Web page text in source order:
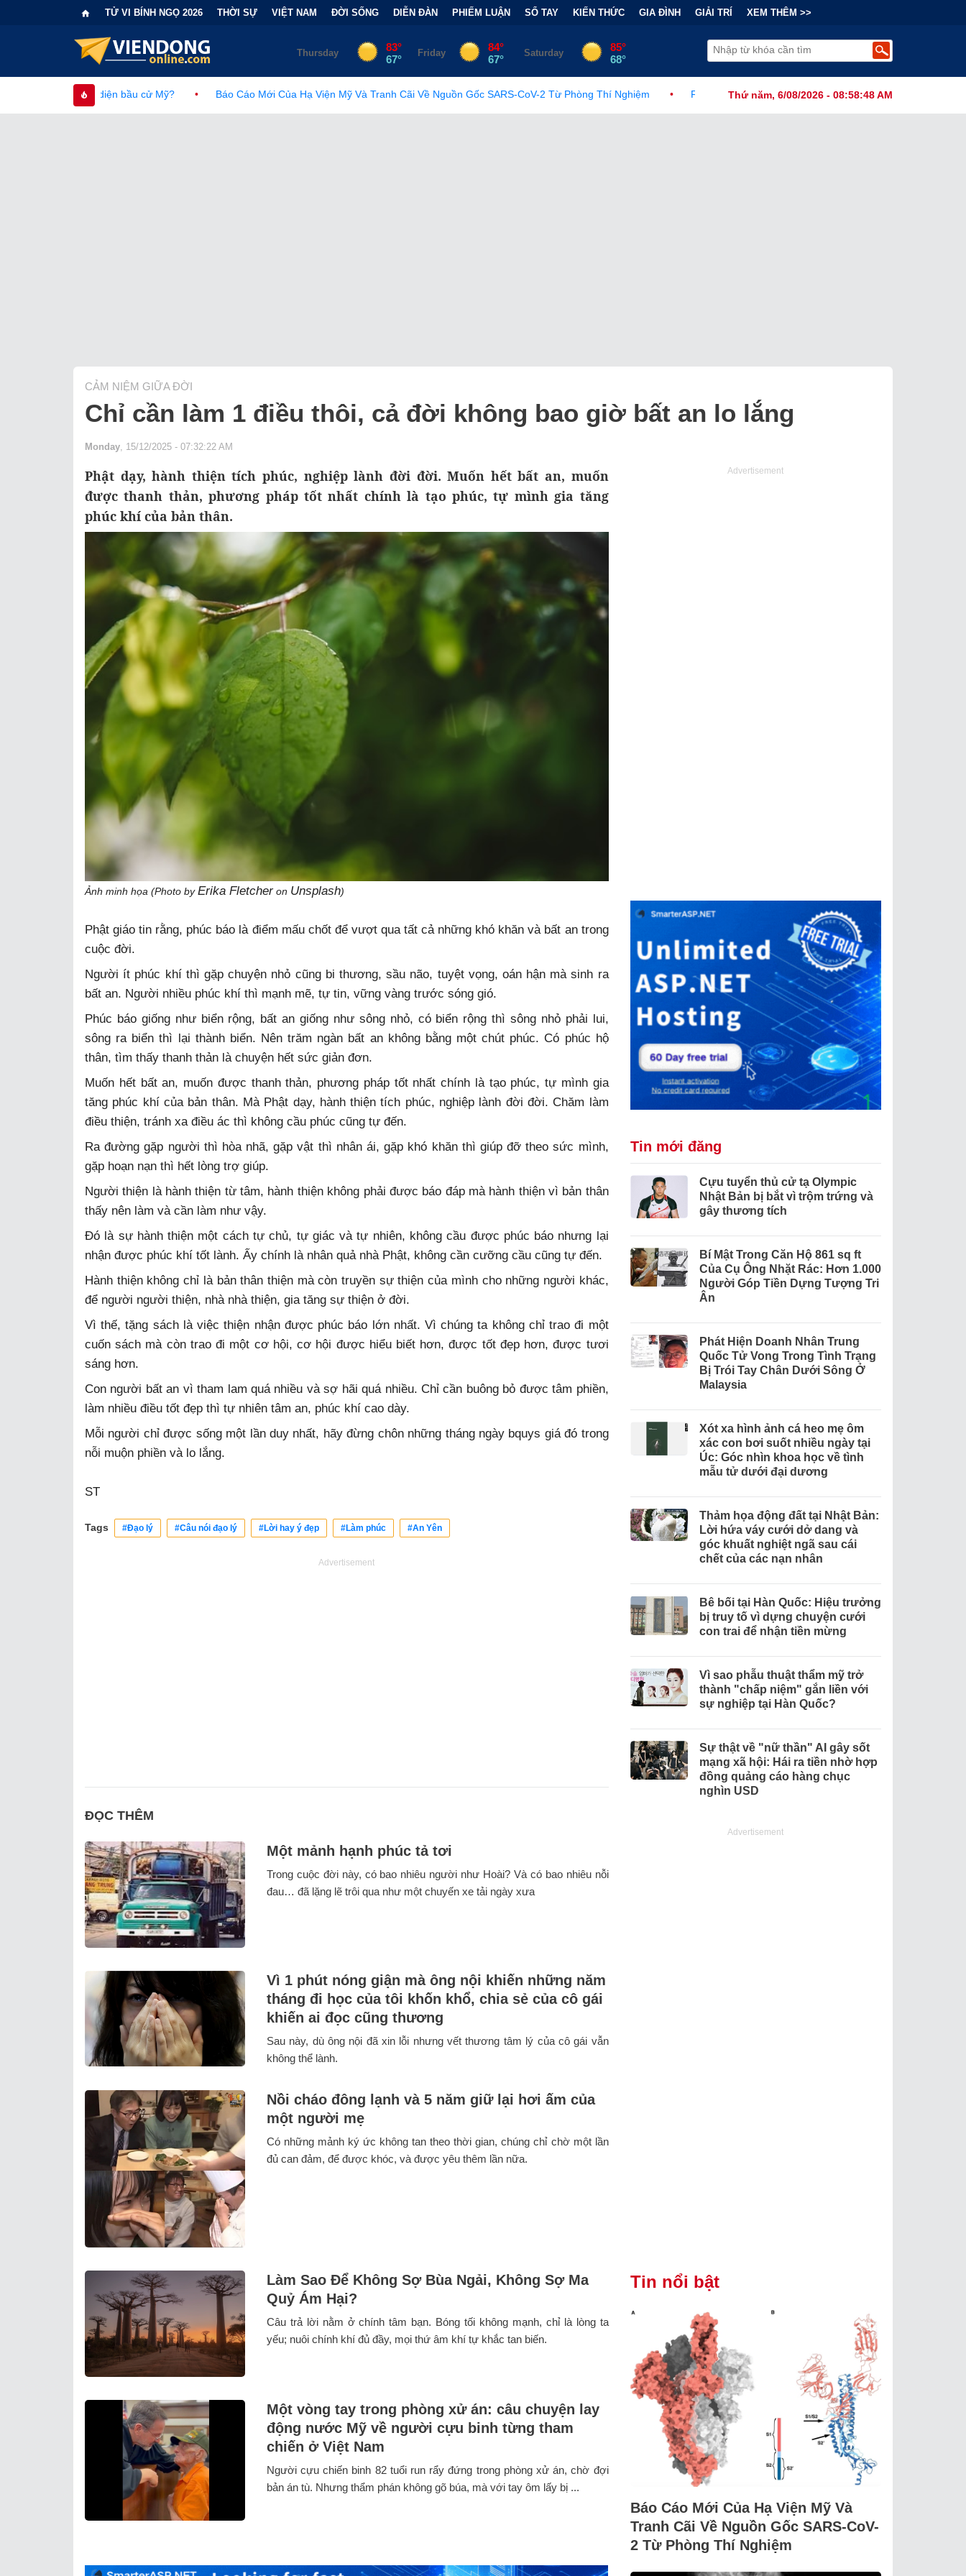
TỬ VI BÍNH NGỌ 2026 THỜI SỰ VIỆT NAM ĐỜI SỐNG DIỄN ĐÀN PHIẾM LUẬN SỔ TAY KIẾN THỨC GIA ĐÌNH GIẢI TRÍ XEM THÊM >>
Thứ năm, 6/08/2026 - 08:58:49 AM
• Báo Cáo Mới Của Hạ Viện Mỹ Và Tranh Cãi Về Nguồn Gốc SARS-CoV-2 Từ Phòng Thí Nghiệm • FCC Chính Thức Ban Hành Lệnh Cấm Robot Hút Bụi Thông Minh Sản Xuất Tại
CẢM NIỆM GIỮA ĐỜI
Chỉ cần làm 1 điều thôi, cả đời không bao giờ bất an lo lắng
Monday , 15/12/2025 - 07:32:22 AM
Phật dạy, hành thiện tích phúc, nghiệp lành đời đời. Muốn hết bất an, muốn
được thanh thản, phương pháp tốt nhất chính là tạo phúc, tự mình gia tăng
phúc khí của bản thân.
Ảnh minh họa (Photo byErika Fletcheron Unsplash)
Phật giáo tin rằng, phúc báo là điểm mấu chốt để vượt qua tất cả những khó khăn và bất an trong
cuộc đời.
Người ít phúc khí thì gặp chuyện nhỏ cũng bi thương, sầu não, tuyệt vọng, oán hận mà sinh ra
bất an. Người nhiều phúc khí thì mạnh mẽ, tự tin, vững vàng trước sóng gió.
Phúc báo giống như biển rộng, bất an giống như sông nhỏ, có biển rộng thì sông nhỏ phải lui,
sông ra biển thì lại thành biển. Nên trăm ngàn bất an không bằng một chút phúc. Có phúc hộ
thân, tìm thấy thanh thản là chuyện hết sức giản đơn.
Muốn hết bất an, muốn được thanh thản, phương pháp tốt nhất chính là tạo phúc, tự mình gia
tăng phúc khí của bản thân. Mà Phật dạy, hành thiện tích phúc, nghiệp lành đời đời. Chăm làm
điều thiện, tránh xa điều ác thì không cầu phúc cũng tự đến.
Ra đường gặp người thì hòa nhã, gặp vật thì nhân ái, gặp khó khăn thì giúp đỡ theo sức mình,
gặp hoạn nạn thì hết lòng trợ giúp.
Người thiện là hành thiện từ tâm, hành thiện không phải được báo đáp mà hành thiện vì bản thân
thấy nên làm và cần làm như vậy.
Đó là sự hành thiện một cách tự chủ, tự giác và tự nhiên, không cầu được phúc báo nhưng lại
nhận được phúc khí tốt lành. Ấy chính là nhân quả nhà Phật, không cần cưỡng cầu cũng tự đến.
Hành thiện không chỉ là bản thân thiện mà còn truyền sự thiện của mình cho những người khác,
để người người thiện, nhà nhà thiện, gia tăng sự thiện ở đời.
Vì thế, tặng sách là việc thiện nhận được phúc báo lớn nhất. Vì chúng ta không chỉ trao đi một
cuốn sách mà còn trao đi một cơ hội, cơ hội được hiểu biết hơn, được tốt đẹp hơn, được tươi
sáng hơn.
Con người bất an vì tham lam quá nhiều và sợ hãi quá nhiều. Chỉ cần buông bỏ được tâm phiền,
làm nhiều điều tốt đẹp thì tự nhiên tâm an, phúc khí cao dày.
Mỗi người chỉ được sống một lần duy nhất, hãy đừng chôn những tháng ngày bquys giá đó trong
nỗi muộn phiền và lo lắng.
ST
Tags #Đạo lý #Câu nói đạo lý #Lời hay ý đẹp #Làm phúc #An Yên
Advertisement
ĐỌC THÊM
Một mảnh hạnh phúc tả tơi
Trong cuộc đời này, có bao nhiêu người như Hoài? Và có bao nhiêu nỗi
đau… đã lặng lẽ trôi qua như một chuyến xe tải ngày xưa
Vì 1 phút nóng giận mà ông nội khiến những năm
tháng đi học của tôi khốn khổ, chia sẻ của cô gái
khiến ai đọc cũng thương
Sau này, dù ông nội đã xin lỗi nhưng vết thương tâm lý của cô gái vẫn
không thể lành.
Nồi cháo đông lạnh và 5 năm giữ lại hơi ấm của
một người mẹ
Có những mảnh ký ức không tan theo thời gian, chúng chỉ chờ một lần
đủ can đảm, để được khóc, và được yêu thêm lần nữa.
Làm Sao Để Không Sợ Bùa Ngải, Không Sợ Ma
Quỷ Ám Hại?
Câu trả lời nằm ở chính tâm bạn. Bóng tối không mạnh, chỉ là lòng ta
yếu; nuôi chính khí đủ đầy, mọi thứ âm khí tự khắc tan biến.
Một vòng tay trong phòng xử án: câu chuyện lay
động nước Mỹ về người cựu binh từng tham
chiến ở Việt Nam
Người cựu chiến binh 82 tuổi run rẩy đứng trong phòng xử án, chờ đợi
bản án tù. Nhưng thẩm phán không gõ búa, mà với tay ôm lấy bị ...
Advertisement
Tin mới đăng
Cựu tuyển thủ cử tạ Olympic
Nhật Bản bị bắt vì trộm trứng và
gây thương tích
Bí Mật Trong Căn Hộ 861 sq ft
Của Cụ Ông Nhặt Rác: Hơn 1.000
Người Góp Tiền Dựng Tượng Tri
Ân
Phát Hiện Doanh Nhân Trung
Quốc Tử Vong Trong Tình Trạng
Bị Trói Tay Chân Dưới Sông Ở
Malaysia
Xót xa hình ảnh cá heo mẹ ôm
xác con bơi suốt nhiều ngày tại
Úc: Góc nhìn khoa học về tình
mẫu tử dưới đại dương
Thảm họa động đất tại Nhật Bản:
Lời hứa váy cưới dở dang và
góc khuất nghiệt ngã sau cái
chết của các nạn nhân
Bê bối tại Hàn Quốc: Hiệu trưởng
bị truy tố vì dựng chuyện cưới
con trai để nhận tiền mừng
Vì sao phẫu thuật thẩm mỹ trở
thành "chấp niệm" gắn liền với
sự nghiệp tại Hàn Quốc?
Sự thật về "nữ thần" AI gây sốt
mạng xã hội: Hái ra tiền nhờ hợp
đồng quảng cáo hàng chục
nghìn USD
Advertisement
Tin nổi bật
Báo Cáo Mới Của Hạ Viện Mỹ Và
Tranh Cãi Về Nguồn Gốc SARS-CoV-
2 Từ Phòng Thí Nghiệm